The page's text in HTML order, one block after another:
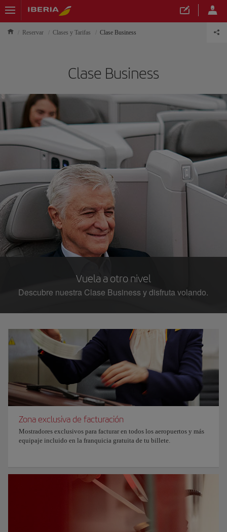
Reservar Clases y Tarifas Clase Business
Clase Business
Vuela a otro nivel
Descubre nuestra Clase Business y disfruta volando.
Zona exclusiva de facturación
Mostradores exclusivos para facturar en todos los aeropuertos y más
equipaje incluido en la franquicia gratuita de tu billete.